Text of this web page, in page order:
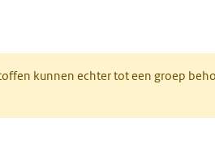
kunnen echter tot een groep